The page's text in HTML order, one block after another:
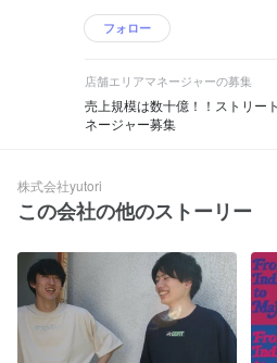
フォロー
店舗エリアマネージャーの募集
売上規模は数十億！！ストリー
ネージャー募集
株式会社yutori
この会社の他のストーリー